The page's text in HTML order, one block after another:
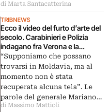
di Marta Santacatterina
TRIBNEWS
Ecco il video del furto d’arte del
secolo. Carabinieri e Polizia
indagano fra Verona e la
Moldavia: “Nessuna tela è stata
ancora recuperata”
“Supponiamo che possano
trovarsi in Moldavia, ma al
momento non è stata
recuperata alcuna tela”. Le
parole del generale Mariano…
di Massimo Mattioli